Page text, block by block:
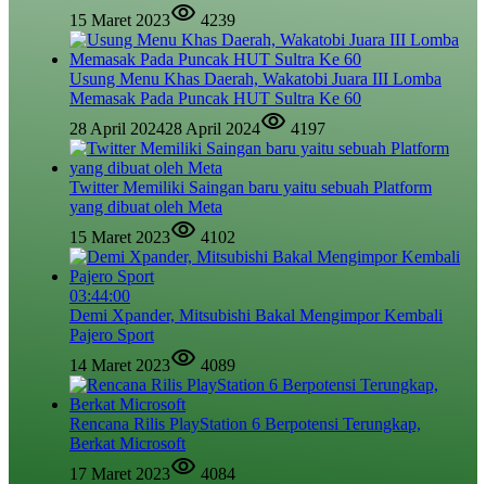
15 Maret 2023
4239
Usung Menu Khas Daerah, Wakatobi Juara III Lomba
Memasak Pada Puncak HUT Sultra Ke 60
28 April 202428 April 2024 4197
Twitter Memiliki Saingan baru yaitu sebuah Platform
yang dibuat oleh Meta
15 Maret 2023
4102
03:44:00
Demi Xpander, Mitsubishi Bakal Mengimpor Kembali
Pajero Sport
14 Maret 2023
4089
Rencana Rilis PlayStation 6 Berpotensi Terungkap,
Berkat Microsoft
17 Maret 2023
4084